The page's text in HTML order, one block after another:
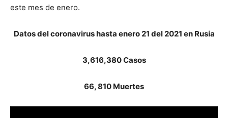
este mes de enero.
Datos del coronavirus hasta enero 21 del 2021 en Rusia
3,616,380 Casos
66, 810 Muertes